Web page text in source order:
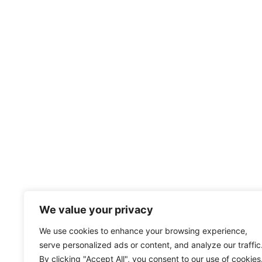
We value your privacy
We use cookies to enhance your browsing experience,
serve personalized ads or content, and analyze our
By clicking "Accept All", you consent to our use of